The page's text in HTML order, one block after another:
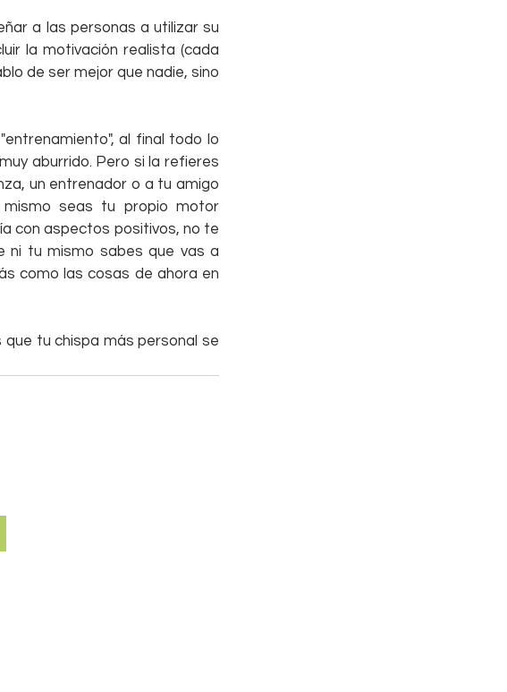
a las personas a utilizar su
la motivación realista (cada
de ser mejor que nadie, sino
al final todo lo
aburrido. Pero si la refieres
un entrenador o a tu amigo
seas tu propio motor
con aspectos positivos, no te
ni tu mismo sabes que vas a
como las cosas de ahora en
tu chispa más personal se